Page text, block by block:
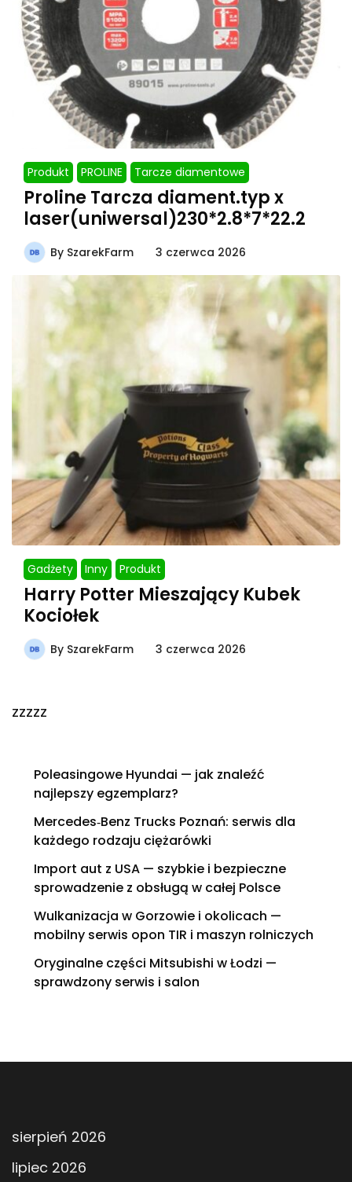
Produkt PROLINE Tarcze diamentowe
Proline Tarcza diament.typ x
laser(uniwersal)230*2.8*7*22.2
By SzarekFarm 3 czerwca 2026
Gadżety Inny Produkt
Harry Potter Mieszający Kubek
Kociołek
By SzarekFarm 3 czerwca 2026
zzzzz
Poleasingowe Hyundai — jak znaleźć
najlepszy egzemplarz?
Mercedes‑Benz Trucks Poznań: serwis dla
każdego rodzaju ciężarówki
Import aut z USA — szybkie i bezpieczne
sprowadzenie z obsługą w całej Polsce
Wulkanizacja w Gorzowie i okolicach —
mobilny serwis opon TIR i maszyn rolniczych
Oryginalne części Mitsubishi w Łodzi —
sprawdzony serwis i salon
sierpień 2026
lipiec 2026